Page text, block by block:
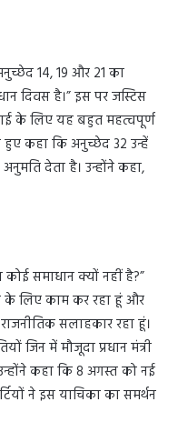
14, 19 और 21 का
दिवस है।” इस पर जस्टिस
के लिए यह बहुत महत्वपूर्ण
हुए कहा कि अनुच्छेद 32 उन्हें
देता है। उन्होंने कहा,
समाधान क्यों नहीं है?”
के लिए काम कर रहा हूं और
सलाहकार रहा हूं।
जिन में मौजूदा प्रधान मंत्री
कहा कि 8 अगस्त को नई
ने इस याचिका का समर्थन